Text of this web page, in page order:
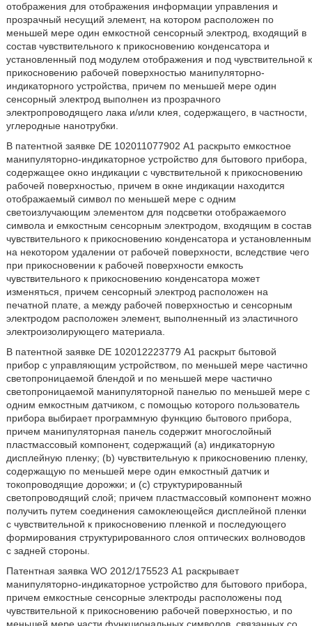
отображения для отображения информации управления и
прозрачный несущий элемент, на котором расположен по
меньшей мере один емкостной сенсорный электрод, входящий в
состав чувствительного к прикосновению конденсатора и
установленный под модулем отображения и под чувствительной к
прикосновению рабочей поверхностью манипуляторно-
индикаторного устройства, причем по меньшей мере один
сенсорный электрод выполнен из прозрачного
электропроводящего лака и/или клея, содержащего, в частности,
углеродные нанотрубки.
В патентной заявке DE 102011077902 А1 раскрыто емкостное
манипуляторно-индикаторное устройство для бытового прибора,
содержащее окно индикации с чувствительной к прикосновению
рабочей поверхностью, причем в окне индикации находится
отображаемый символ по меньшей мере с одним
светоизлучающим элементом для подсветки отображаемого
символа и емкостным сенсорным электродом, входящим в состав
чувствительного к прикосновению конденсатора и установленным
на некотором удалении от рабочей поверхности, вследствие чего
при прикосновении к рабочей поверхности емкость
чувствительного к прикосновению конденсатора может
изменяться, причем сенсорный электрод расположен на
печатной плате, а между рабочей поверхностью и сенсорным
электродом расположен элемент, выполненный из эластичного
электроизолирующего материала.
В патентной заявке DE 102012223779 А1 раскрыт бытовой
прибор с управляющим устройством, по меньшей мере частично
светопроницаемой блендой и по меньшей мере частично
светопроницаемой манипуляторной панелью по меньшей мере с
одним емкостным датчиком, с помощью которого пользователь
прибора выбирает программную функцию бытового прибора,
причем манипуляторная панель содержит многослойный
пластмассовый компонент, содержащий (а) индикаторную
дисплейную пленку; (b) чувствительную к прикосновению пленку,
содержащую по меньшей мере один емкостный датчик и
токопроводящие дорожки; и (с) структурированный
светопроводящий слой; причем пластмассовый компонент можно
получить путем соединения самоклеющейся дисплейной пленки
с чувствительной к прикосновению пленкой и последующего
формирования структурированного слоя оптических волноводов
с задней стороны.
Патентная заявка WO 2012/175523 А1 раскрывает
манипуляторно-индикаторное устройство для бытового прибора,
причем емкостные сенсорные электроды расположены под
чувствительной к прикосновению рабочей поверхностью, и по